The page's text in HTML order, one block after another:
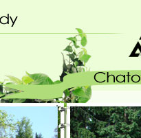
- chatový